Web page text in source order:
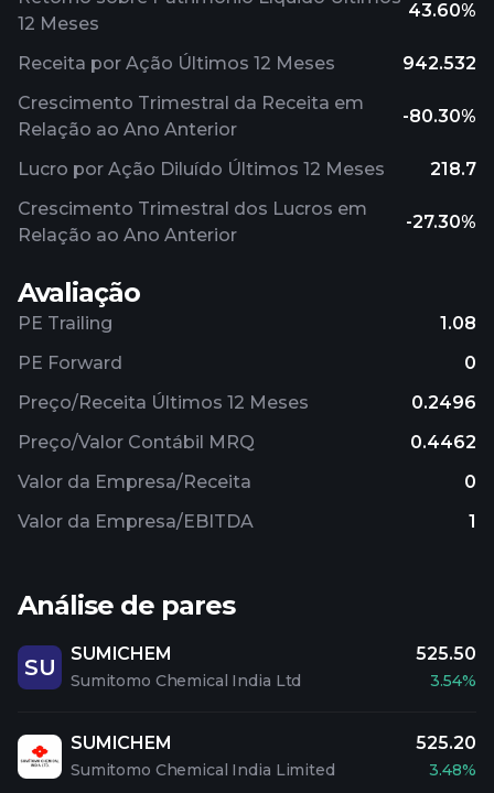
12 Meses
43.60%
Receita por Ação Últimos 12 Meses
942.532
Crescimento Trimestral da Receita em
Relação ao Ano Anterior
-80.30%
Lucro por Ação Diluído Últimos 12 Meses
218.7
Crescimento Trimestral dos Lucros em
Relação ao Ano Anterior
-27.30%
Avaliação
PE Trailing
1.08
PE Forward
0
Preço/Receita Últimos 12 Meses
0.2496
Preço/Valor Contábil MRQ
0.4462
Valor da Empresa/Receita
0
Valor da Empresa/EBITDA
1
Análise de pares
SU
SUMICHEM
Sumitomo Chemical India Ltd
525.50
3.54%
SUMICHEM
Sumitomo Chemical India Limited
525.20
3.48%